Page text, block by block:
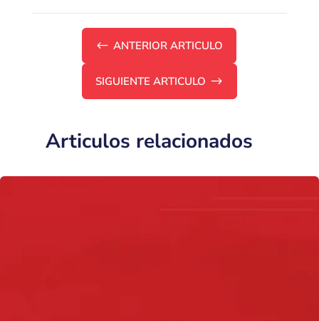
# ANTERIOR ARTICULO
SIGUIENTE ARTICULO $
Articulos relacionados